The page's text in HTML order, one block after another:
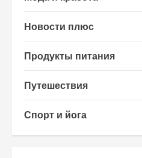
Новости плюс
Продукты питания
Путешествия
Спорт и йога